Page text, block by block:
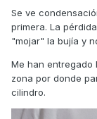
Se ve
primera. La
"mojar" la bujía y
Me han entregado
zona por donde
cilindro.